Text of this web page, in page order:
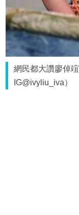
網民都大讚廖倬
IG@ivyliu_iva）